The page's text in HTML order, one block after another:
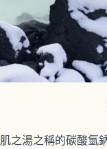
之湯之稱的碳酸氫